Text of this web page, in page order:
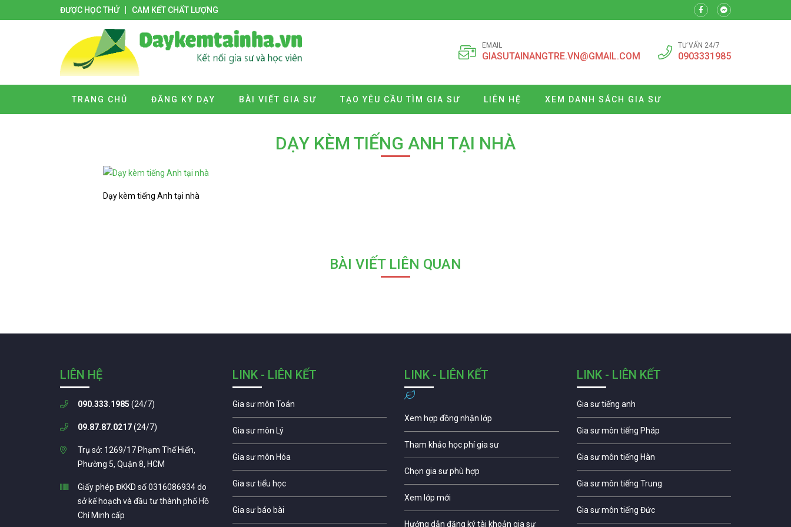
ĐƯỢC HỌC THỬ CAM KẾT CHẤT LƯỢNG
EMAIL
GIASUTAINANGTRE.VN@GMAIL.COM
TƯ VẤN 24/7
0903331985
TRANG CHỦ ĐĂNG KÝ DẠY BÀI VIẾT GIA SƯ TẠO YÊU CẦU TÌM GIA SƯ LIÊN HỆ XEM DANH SÁCH GIA SƯ
DẠY KÈM TIẾNG ANH TẠI NHÀ
Dạy kèm tiếng Anh tại nhà
BÀI VIẾT LIÊN QUAN
LIÊN HỆ
090.333.1985 (24/7)
09.87.87.0217(24/7)
Trụ sở: 1269/17 Phạm Thế Hiển,
Phường 5, Quận 8, HCM
Giấy phép ĐKKD số 0316086934 do
sở kế hoạch và đầu tư thành phố Hồ
Chí Minh cấp
LINK - LIÊN KẾT
Gia sư môn Toán
Gia sư môn Lý
Gia sư môn Hóa
Gia sư tiểu học
Gia sư báo bài
LINK - LIÊN KẾT
Xem hợp đồng nhận lớp
Tham khảo học phí gia sư
Chọn gia sư phù hợp
Xem lớp mới
Hướng dẫn đăng ký tài khoản gia sư
LINK - LIÊN KẾT
Gia sư tiếng anh
Gia sư môn tiếng Pháp
Gia sư môn tiếng Hàn
Gia sư môn tiếng Trung
Gia sư môn tiếng Đức